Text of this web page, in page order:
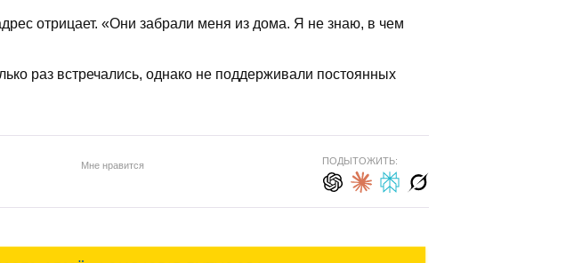
отрицает. «Они забрали меня из дома. Я не знаю, в чем
раз встречались, однако не поддерживали постоянных
Мне нравится ПОДЫТОЖИТЬ: